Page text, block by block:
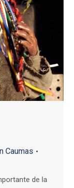
Caumas
de la